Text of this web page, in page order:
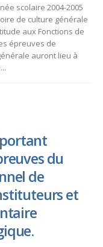
scolaire 2004-2005
de culture générale
aux Fonctions de
épreuves de
auront lieu à
portant
du
de
et